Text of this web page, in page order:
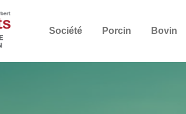
Société Porcin Bovin